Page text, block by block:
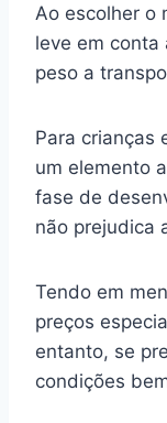
Ao escolher o
leve em conta
peso a
Para crianças
um elemento
fase de
não prejudica
Tendo em
preços
entanto, se
condições